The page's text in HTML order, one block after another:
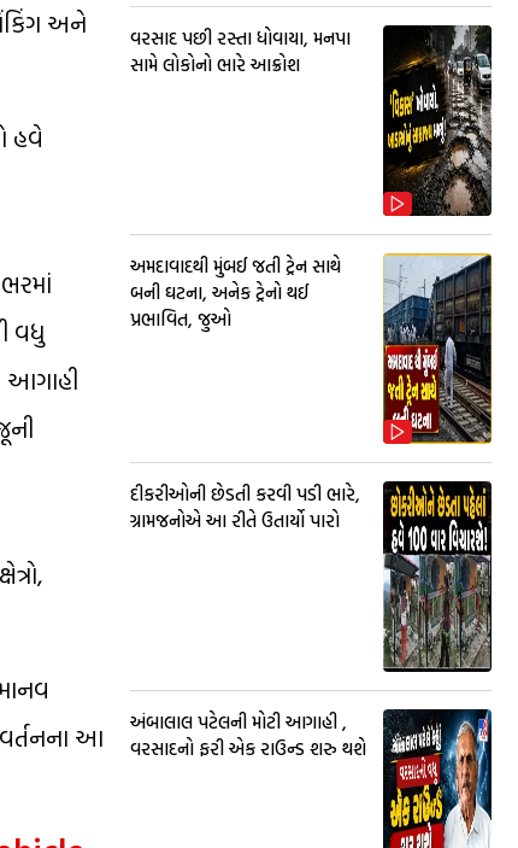
અને
હવે
વધુ
આગાહી
આ
વરસાદ પછી રસ્તા ધોવાયા, મનપા
સામે લોકોનો ભારે આક્રોશ
અમદાવાદથી મુંબઈ જતી ટ્રેન સાથે
બની ઘટના, અનેક ટ્રેનો થઈ
પ્રભાવિત, જુઓ
દીકરીઓની છેડતી કરવી પડી ભારે,
ગ્રામજનોએ આ રીતે ઉતાર્યો પારો
અંબાલાલ પટેલની મોટી આગાહી ,
વરસાદનો ફરી એક રાઉન્ડ શરુ થશે